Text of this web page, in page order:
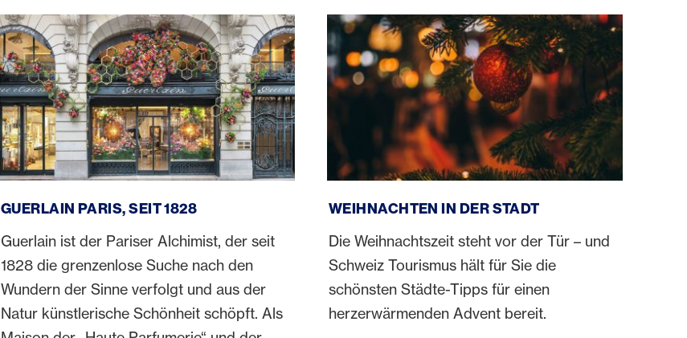
GUERLAIN PARIS, SEIT 1828
Guerlain ist der Pariser Alchimist, der seit
1828 die grenzenlose Suche nach den
Wundern der Sinne verfolgt und aus der
Natur künstlerische Schönheit schöpft. Als
WEIHNACHTEN IN DER STADT
Die Weihnachtszeit steht vor der Tür – und
Schweiz Tourismus hält für Sie die
schönsten Städte-Tipps für einen
herzerwärmenden Advent bereit.